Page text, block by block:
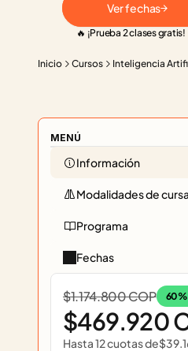
Ver fechas
🔥 ¡Prueba 2 clases gratis!
Inicio Cursos Inteligencia
MENÚ
Información
Modalidades de
Programa
Fechas
$1.174.800 COP
$469.920
Hasta 12 cuotas de